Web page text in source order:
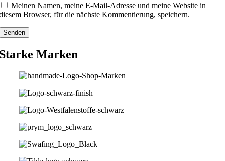
Meinen Namen, meine E-Mail-Adresse und meine Website in
Browser, für die nächste Kommentierung, speichern.
Marken